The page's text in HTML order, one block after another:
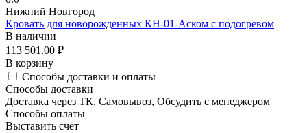
Нижний Новгород
Кровать для новорожденных КН-01-Аском с подогревом
В наличии
113 501.00 ₽
В корзину
Способы доставки и оплаты
Способы доставки
Доставка через ТК, Самовывоз, Обсудить с менеджером
Способы оплаты
Выставить счет